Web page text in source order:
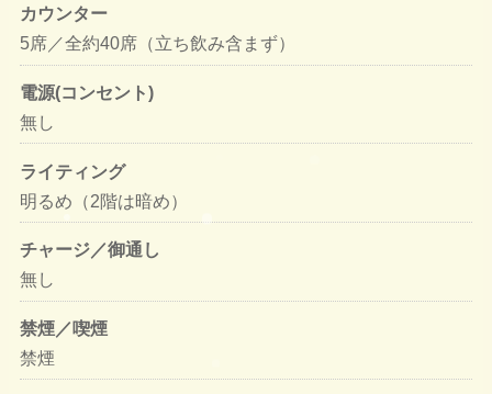
カウンター
5席／全約40席（立ち飲み含まず）
電源(コンセント)
無し
ライティング
明るめ（2階は暗め）
チャージ／御通し
無し
禁煙／喫煙
禁煙